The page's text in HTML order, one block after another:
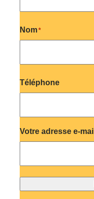
Nom*
Téléphone
Votre adresse e-mail